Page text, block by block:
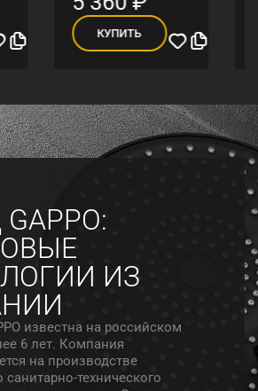
КУПИТЬ
ИЗ
известна на российском
6 лет. Компания
на производстве
санитарно-технического